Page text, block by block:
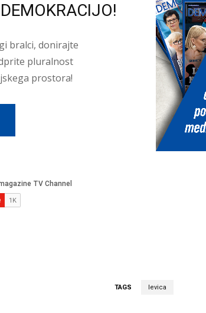
bralci, donirajte
pluralnost
prostora!
TAGS levica